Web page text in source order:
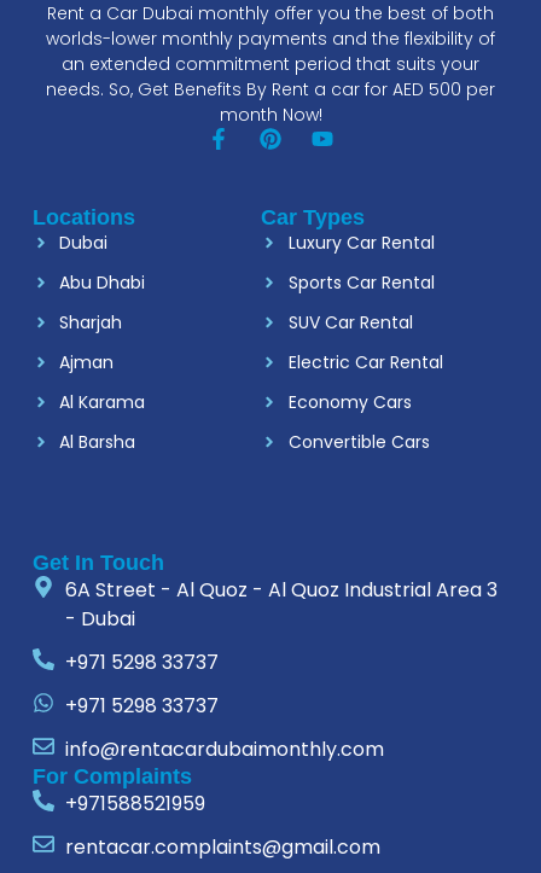
Rent a Car Dubai monthly offer you the best of both
worlds-lower monthly payments and the flexibility of
an extended commitment period that suits your
needs. So, Get Benefits By Rent a car for AED 500 per
month Now!
Locations
Dubai
Abu Dhabi
Sharjah
Ajman
Al Karama
Al Barsha
Car Types
Luxury Car Rental
Sports Car Rental
SUV Car Rental
Electric Car Rental
Economy Cars
Convertible Cars
Get In Touch
6A Street - Al Quoz - Al Quoz Industrial Area 3
- Dubai
+971 5298 33737
+971 5298 33737
info@rentacardubaimonthly.com
For Complaints
+971588521959
rentacar.complaints@gmail.com